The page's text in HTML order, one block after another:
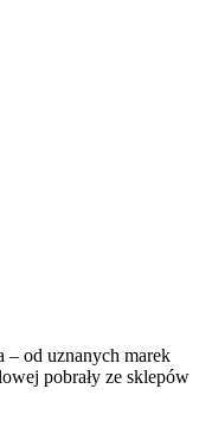
– od uznanych marek
pobrały ze sklepów